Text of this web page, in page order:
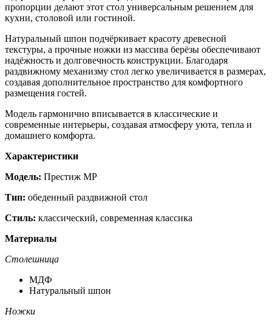
пропорции делают этот стол универсальным решением для
кухни, столовой или гостиной.
Натуральный шпон подчёркивает красоту древесной
текстуры, а прочные ножки из массива берёзы обеспечивают
надёжность и долговечность конструкции. Благодаря
раздвижному механизму стол легко увеличивается в размерах,
создавая дополнительное пространство для комфортного
размещения гостей.
Модель гармонично вписывается в классические и
современные интерьеры, создавая атмосферу уюта, тепла и
домашнего комфорта.
Характеристики
Модель: Престиж МР
Тип: обеденный раздвижной стол
Стиль: классический, современная классика
Материалы
Столешница
МДФ
Натуральный шпон
Ножки